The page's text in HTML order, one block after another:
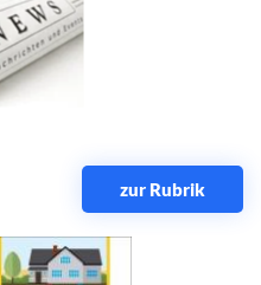
zur Rubrik